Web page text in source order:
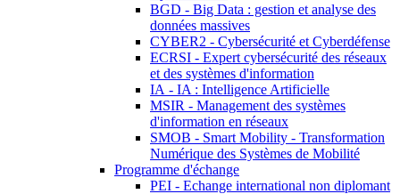
BGD - Big Data : gestion et analyse des
données massives
CYBER2 - Cybersécurité et Cyberdéfense
ECRSI - Expert cybersécurité des réseaux
et des systèmes d'information
IA - IA : Intelligence Artificielle
MSIR - Management des systèmes
d'information en réseaux
SMOB - Smart Mobility - Transformation
Numérique des Systèmes de Mobilité
Programme d'échange
PEI - Echange international non diplomant